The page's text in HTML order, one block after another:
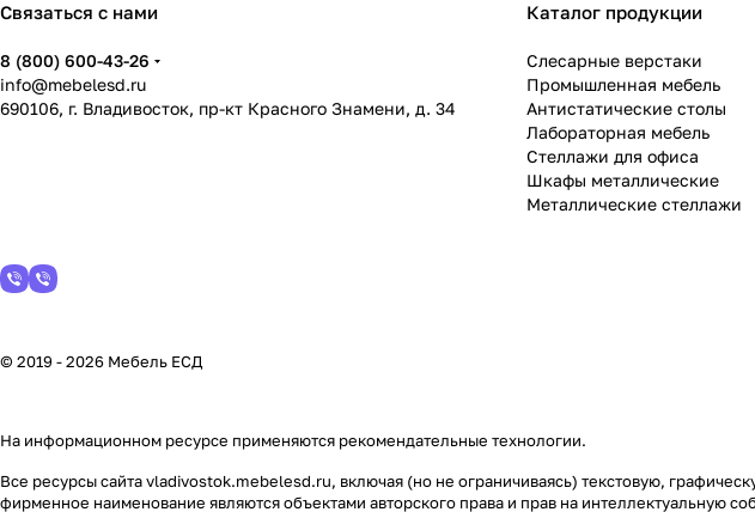
Связаться с нами
8 (800) 600-43-26
info@mebelesd.ru
690106, г. Владивосток, пр-кт Красного Знамени, д. 34
Каталог продукции
Слесарные верстаки
Промышленная мебель
Антистатические столы
Лабораторная мебель
Стеллажи для офиса
Шкафы металлические
Металлические стеллажи
© 2019 - 2026 Мебель ЕСД
На информационном ресурсе применяются рекомендательные технологии.
Все ресурсы сайта vladivostok.mebelesd.ru, включая (но не ограничиваясь) текстовую,
фирменное наименование являются объектами авторского права и прав на интеллектуальную